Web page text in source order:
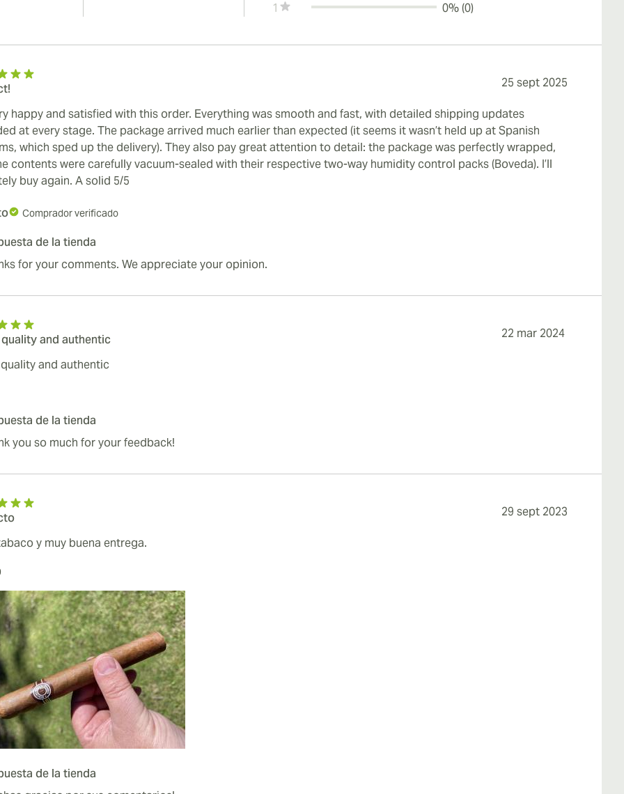
1
0% (0)
25 sept 2025
happy and satisfied with this order. Everything was smooth and fast, with detailed shipping updates
at every stage. The package arrived much earlier than expected (it seems it wasn’t held up at Spanish
which sped up the delivery). They also pay great attention to detail: the package was perfectly wrapped,
contents were carefully vacuum-sealed with their respective two-way humidity control packs (Boveda). I’ll
buy again. A solid 5/5
Comprador verificado
de la tienda
for your comments. We appreciate your opinion.
and authentic 22 mar 2024
and authentic
de la tienda
you so much for your feedback!
29 sept 2023
y muy buena entrega.
de la tienda